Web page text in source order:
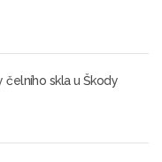
čelního skla u Škody